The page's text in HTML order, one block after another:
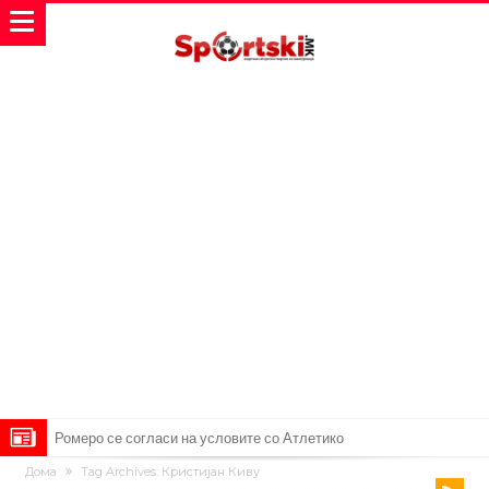
Ромеро се согласи на условите со Атлетико
Арсенал со 138 милиони евра тргнува по ѕвездата на Серија А?
Дома Tag Archives: Кристијан Киву